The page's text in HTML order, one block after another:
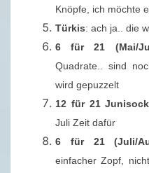
Knöpfe, ich möchte
Türkis: ach ja.. die
6 für 21 (Mai/
Quadrate.. sind
wird gepuzzelt
12 für 21
Juli Zeit dafür
6 für 21 (Juli/
einfacher Zopf,